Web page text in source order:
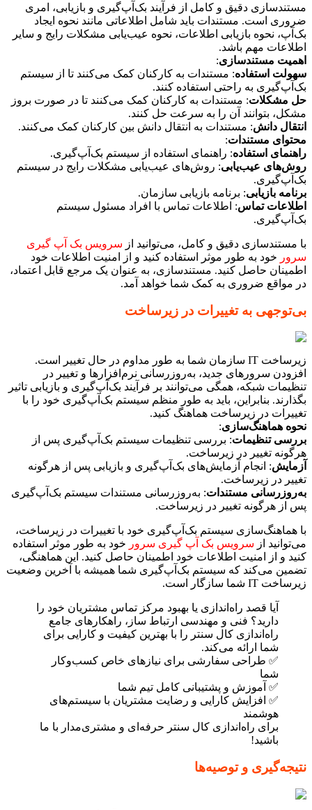
مستندسازی دقیق و کامل از فرآیند بک‌آپ‌گیری و بازیابی، امری
ضروری است. مستندات باید شامل اطلاعاتی مانند نحوه ایجاد
بک‌آپ، نحوه بازیابی اطلاعات، نحوه عیب‌یابی مشکلات رایج و سایر
اطلاعات مهم باشد.
اهمیت مستندسازی:
سهولت استفاده: مستندات به کارکنان کمک می‌کنند تا از سیستم
بک‌آپ‌گیری به راحتی استفاده کنند.
حل مشکلات: مستندات به کارکنان کمک می‌کنند تا در صورت بروز
مشکل، بتوانند آن را به سرعت حل کنند.
انتقال دانش: مستندات به انتقال دانش بین کارکنان کمک می‌کنند.
محتوای مستندات:
راهنمای استفاده: راهنمای استفاده از سیستم بک‌آپ‌گیری.
روش‌های عیب‌یابی: روش‌های عیب‌یابی مشکلات رایج در سیستم
بک‌آپ‌گیری.
برنامه بازیابی: برنامه بازیابی سازمان.
اطلاعات تماس: اطلاعات تماس با افراد مسئول سیستم
بک‌آپ‌گیری.
با مستندسازی دقیق و کامل، می‌توانید از سرویس بک آپ گیری
سرور خود به طور موثر استفاده کنید و از امنیت اطلاعات خود
اطمینان حاصل کنید. مستندسازی، به عنوان یک مرجع قابل اعتماد،
در مواقع ضروری به کمک شما خواهد آمد.
بی‌توجهی به تغییرات در زیرساخت
زیرساخت IT سازمان شما به طور مداوم در حال تغییر است.
افزودن سرورهای جدید، به‌روزرسانی نرم‌افزارها و تغییر در
تنظیمات شبکه، همگی می‌توانند بر فرآیند بک‌آپ‌گیری و بازیابی تاثیر
بگذارند. بنابراین، باید به طور منظم سیستم بک‌آپ‌گیری خود را با
تغییرات در زیرساخت هماهنگ کنید.
نحوه هماهنگ‌سازی:
بررسی تنظیمات: بررسی تنظیمات سیستم بک‌آپ‌گیری پس از
هرگونه تغییر در زیرساخت.
آزمایش: انجام آزمایش‌های بک‌آپ‌گیری و بازیابی پس از هرگونه
تغییر در زیرساخت.
به‌روزرسانی مستندات: به‌روزرسانی مستندات سیستم بک‌آپ‌گیری
پس از هرگونه تغییر در زیرساخت.
با هماهنگ‌سازی سیستم بک‌آپ‌گیری خود با تغییرات در زیرساخت،
می‌توانید از سرویس بک آپ گیری سرور خود به طور موثر استفاده
کنید و از امنیت اطلاعات خود اطمینان حاصل کنید. این هماهنگی،
تضمین می‌کند که سیستم بک‌آپ‌گیری شما همیشه با آخرین وضعیت
زیرساخت IT شما سازگار است.
آیا قصد راه‌اندازی یا بهبود مرکز تماس مشتریان خود را
دارید؟ فنی و مهندسی ارتباط ساز، راهکارهای جامع
راه‌اندازی کال سنتر را با بهترین کیفیت و کارایی برای
شما ارائه می‌کند.
✅ طراحی سفارشی برای نیازهای خاص کسب‌وکار
شما
✅ آموزش و پشتیبانی کامل تیم شما
✅ افزایش کارایی و رضایت مشتریان با سیستم‌های
هوشمند
برای راه‌اندازی کال سنتر حرفه‌ای و مشتری‌مدار با ما
باشید!
نتیجه‌گیری و توصیه‌ها